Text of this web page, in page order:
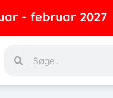
- februar 2027